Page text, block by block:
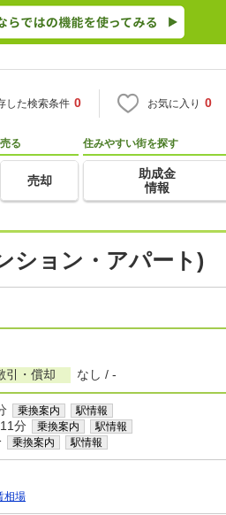
した検索条件 0 お気に入り 0
売る
売却
住みやすい街を探す
助成金
情報
ション・アパート)
引・償却 なし / -
乗換案内 駅情報
分 乗換案内 駅情報
乗換案内 駅情報
相場